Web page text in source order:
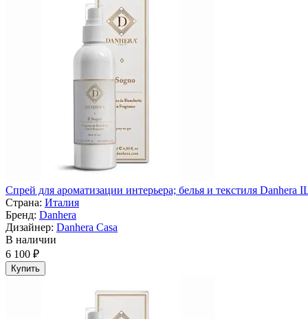
Спрей для ароматизации интерьера; белья и текстиля Danhera
Страна: Италия
Бренд: Danhera
Дизайнер: Danhera Casa
В наличии
6 100 ₽
Купить